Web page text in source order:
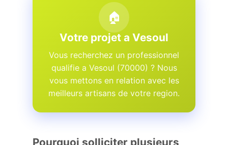
🏠
Votre projet a Vesoul
Vous recherchez un professionnel
qualifie a Vesoul (70000) ? Nous
vous mettons en relation avec les
meilleurs artisans de votre region.
Pourquoi solliciter plusieurs